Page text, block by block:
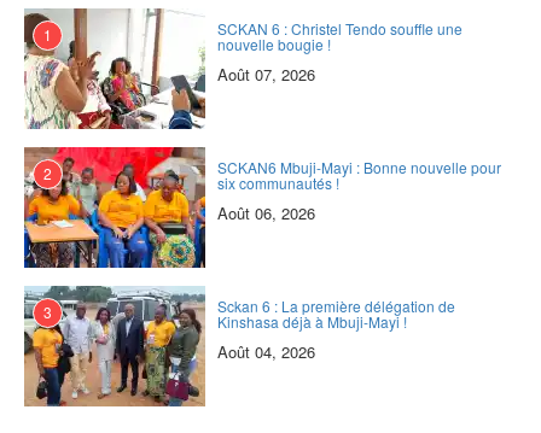
1 SCKAN 6 : Christel Tendo souffle une
nouvelle bougie !
Août 07, 2026
2 SCKAN6 Mbuji-Mayi : Bonne nouvelle pour
six communautés !
Août 06, 2026
3 Sckan 6 : ‎La première délégation de
Kinshasa déjà à Mbuji-Mayi !
Août 04, 2026